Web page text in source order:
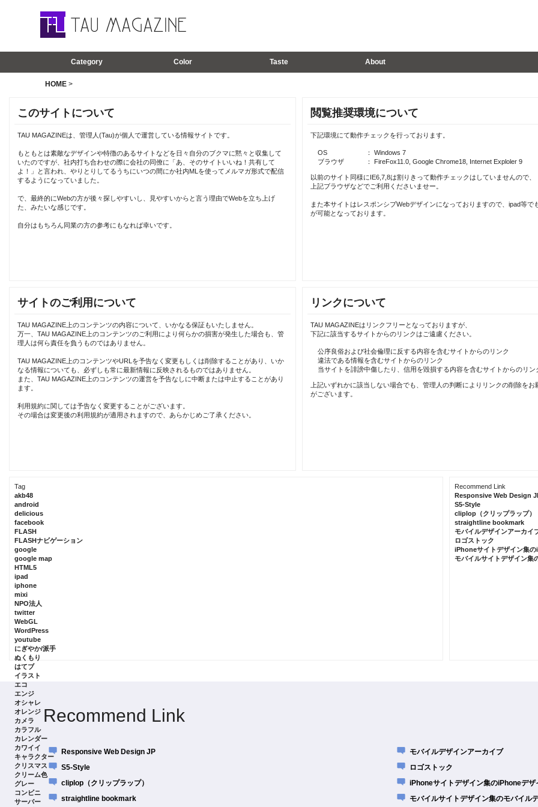
Category Color Taste About
HOME>
このサイトについて
TAU MAGAZINEは、管理人(Tau)が個人で運営している情報サイトです。
もともとは素敵なデザインや特徴のあるサイトなどを日々自分のブクマに黙々と収集して
いたのですが、社内打ち合わせの際に会社の同僚に「あ、そのサイトいいね！共有して
よ！」と言われ、やりとりしてるうちにいつの間にか社内MLを使ってメルマガ形式で配信
するようになっていました。
で、最終的にWebの方が後々探しやすいし、見やすいからと言う理由でWebを立ち上げ
た、みたいな感じです。
自分はもちろん同業の方の参考にもなれば幸いです。
閲覧推奨環境について
下記環境にて動作チェックを行っております。
OS
： Windows 7
ブラウザ
： FireFox11.0, Google Chrome18, Internet Exploler 9
以前のサイト同様にIE6,7,8は割りきって動作チェックはしていませんので、
上記ブラウザなどでご利用くださいませー。
また本サイトはレスポンシブWebデザインになっておりますので、ipad等で
が可能となっております。
サイトのご利用について
TAU MAGAZINE上のコンテンツの内容について、いかなる保証もいたしません。
万一、TAU MAGAZINE上のコンテンツのご利用により何らかの損害が発生した場合も、管
理人は何ら責任を負うものではありません。
TAU MAGAZINE上のコンテンツやURLを予告なく変更もしくは削除することがあり、いか
なる情報についても、必ずしも常に最新情報に反映されるものではありません。
また、TAU MAGAZINE上のコンテンツの運営を予告なしに中断または中止することがあり
ます。
利用規約に関しては予告なく変更することがございます。
その場合は変更後の利用規約が適用されますので、あらかじめご了承ください。
リンクについて
TAU MAGAZINEはリンクフリーとなっておりますが、
下記に該当するサイトからのリンクはご遠慮ください。
公序良俗および社会倫理に反する内容を含むサイトからのリンク
違法である情報を含むサイトからのリンク
当サイトを誹謗中傷したり、信用を毀損する内容を含むサイトからのリン
上記いずれかに該当しない場合でも、管理人の判断によりリンクの削除をお
がございます。
Tag
akb48
android
delicious
facebook
FLASH
FLASHナビゲーション
google
google map
HTML5
ipad
iphone
mixi
NPO法人
twitter
WebGL
WordPress
youtube
にぎやか/派手
ぬくもり
はてブ
イラスト
エコ
エンジ
オシャレ
オレンジ
カメラ
カラフル
カレンダー
カワイイ
キャラクター
クリスマス
クリーム色
グレー
コンビニ
サーバー
Recommend Link
Responsive Web Design
S5-Style
cliplop（クリップラップ）
straightline bookmark
モバイルデザインアーカイ
ロゴストック
iPhoneサイトデザイン集
モバイルサイトデザイン集
Recommend Link
Responsive Web Design JP
S5-Style
cliplop（クリップラップ）
straightline bookmark
モバイルデザインアーカイブ
ロゴストック
iPhoneサイトデザイン集のiPhoneデザ
モバイルサイトデザイン集のモバイル